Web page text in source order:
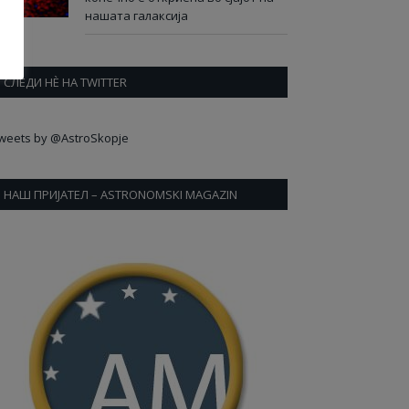
нашата галаксија
СЛЕДИ НÈ НА TWITTER
by @AstroSkopje
НАШ ПРИЈАТЕЛ – ASTRONOMSKI MAGAZIN